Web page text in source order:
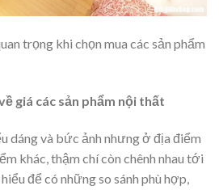
trọng khi chọn mua các sản phẩm
giá các sản phẩm nội thất
dáng và bức ảnh nhưng ở địa điểm
khác, thậm chí còn chênh nhau tới
để có những so sánh phù hợp,